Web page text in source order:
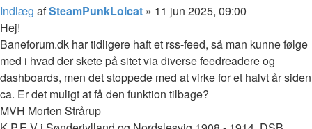
Indlæg afSteamPunkLolcat » 11 jun 2025, 09:00
Hej!
Baneforum.dk har tidligere haft et rss-feed, så man kunne følge
med i hvad der skete på sitet via diverse feedreadere og
dashboards, men det stoppede med at virke for et halvt år siden
ca. Er det muligt at få den funktion tilbage?
MVH Morten Strårup